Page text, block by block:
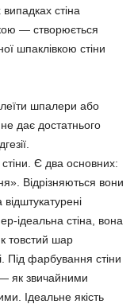
стіна
— створюється
шпаклівкою стіни
шпалери або
дає достатнього
Є два основних:
Відрізняються вони
ідеальна стіна, вона
товстий шар
Під фарбування стіни
як звичайними
Ідеальне якість